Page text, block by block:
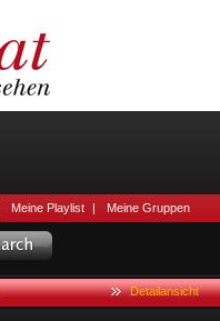
Meine Playlist | Meine Gruppen
Detailansicht